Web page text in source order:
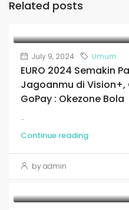
Related posts
July 9, 2024 Umum
EURO 2024 Semakin
Jagoanmu di
GoPay : Okezone Bola
...
Continue reading
by admin